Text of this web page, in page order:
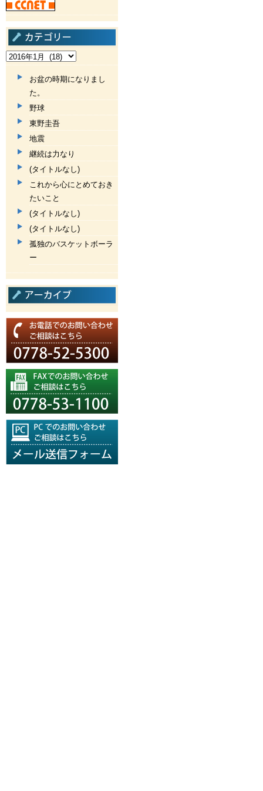
お盆の時期になりまし
た。
野球
東野圭吾
地震
継続は力なり
(タイトルなし)
これから心にとめておき
たいこと
(タイトルなし)
(タイトルなし)
孤独のバスケットボーラ
ー